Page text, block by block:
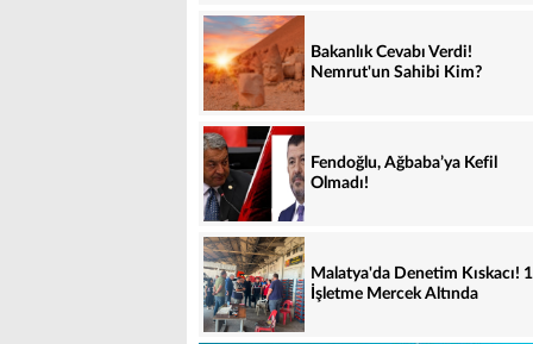
Bakanlık Cevabı Verdi!
Nemrut'un Sahibi Kim?
Fendoğlu, Ağbaba’ya Kefil
Olmadı!
Malatya'da Denetim Kıskacı!
İşletme Mercek Altında